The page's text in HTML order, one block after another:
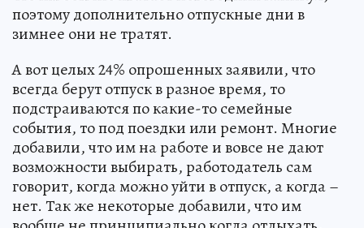
поэтому дополнительно отпускные дни в
зимнее они не тратят.
А вот целых 24% опрошенных заявили, что
всегда берут отпуск в разное время, то
подстраиваются по какие-то семейные
события, то под поездки или ремонт. Многие
добавили, что им на работе и вовсе не дают
возможности выбирать, работодатель сам
говорит, когда можно уйти в отпуск, а когда –
нет. Так же некоторые добавили, что им